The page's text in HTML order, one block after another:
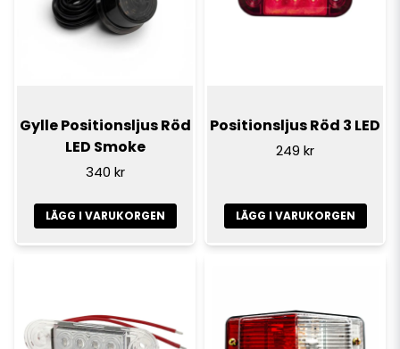
Gylle Positionsljus Röd
LED Smoke
340 kr
LÄGG I VARUKORGEN
Positionsljus Röd 3 LED
249 kr
LÄGG I VARUKORGEN